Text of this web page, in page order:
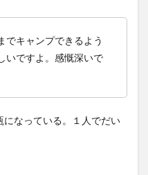
でキャンプできるよう
いですよ。感慨深いで
なっている。１人でだい